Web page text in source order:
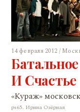
14 февраля 2012 /
И Счастье
«Кураж»
ps65. Ирина Озёрная